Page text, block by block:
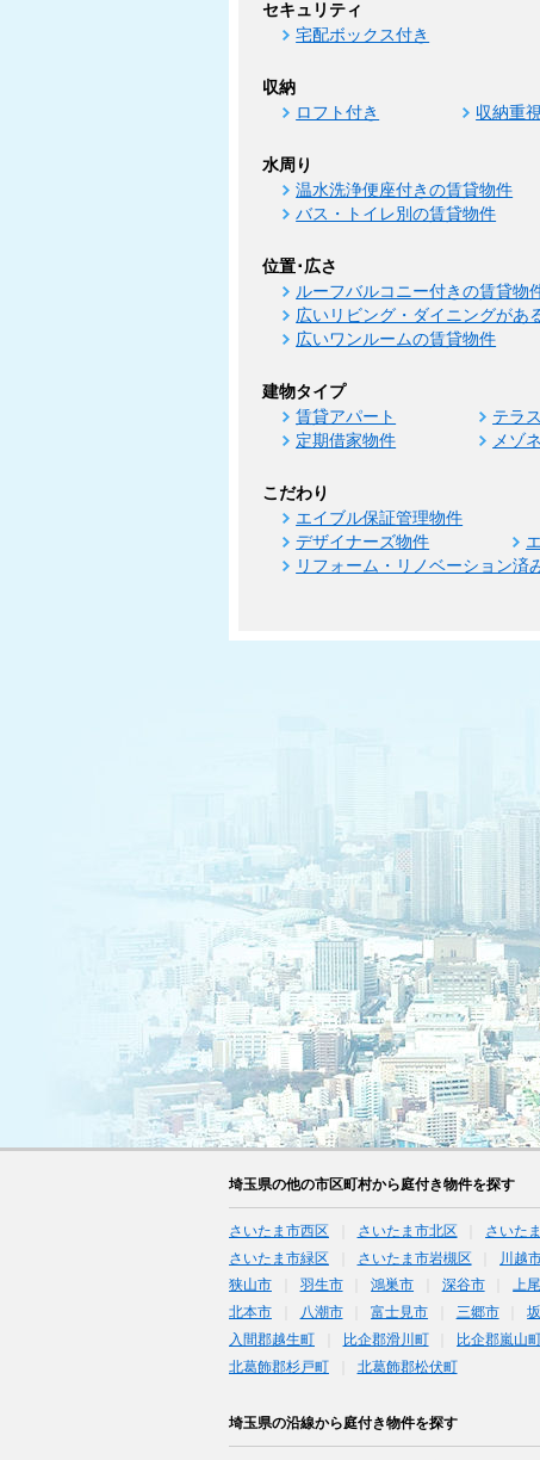
セキュリティ
宅配ボックス付き
収納
ロフト付き 収納重
水周り
温水洗浄便座付きの賃貸物件
バス・トイレ別の賃貸物件
位置･広さ
ルーフバルコニー付きの賃貸物
広いリビング・ダイニングがあ
広いワンルームの賃貸物件
建物タイプ
賃貸アパート テラ
定期借家物件
メゾ
こだわり
エイブル保証管理物件
デザイナーズ物件
リフォーム・リノベーション済
埼玉県の他の市区町村から庭付き物件を探す
さいたま市西区 さいたま市北区 さいた
さいたま市緑区
さいたま市岩槻区 川越
狭山市
羽生市 鴻巣市 深谷市 上
北本市
八潮市 富士見市 三郷市
入間郡越生町
比企郡滑川町 比企郡嵐山
北葛飾郡杉戸町
北葛飾郡松伏町
埼玉県の沿線から庭付き物件を探す